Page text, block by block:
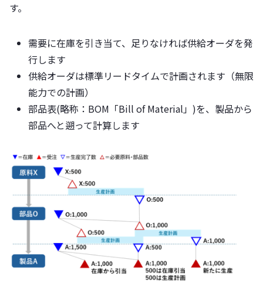
す。
需要に在庫を引き当て、足りなければ供給オーダを発
行します
供給オーダは標準リードタイムで計画されます（無限
能力での計画）
部品表(略称：BOM「Bill of Material」)を、製品から
部品へと遡って計算します